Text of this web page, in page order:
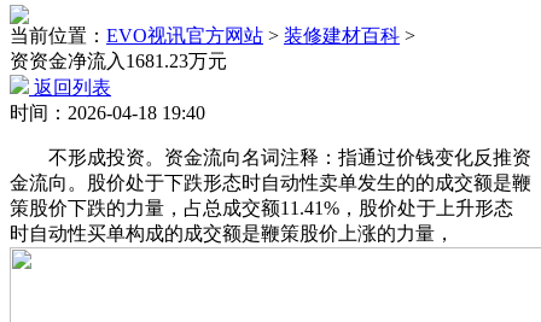
当前位置： EVO视讯官方网站 > 装修建材百科 >
资资金净流入1681.23万元
返回列表
时间：2026-04-18 19:40
不形成投资。资金流向名词注释：指通过价钱变化反推资
金流向。股价处于下跌形态时自动性卖单发生的的成交额是鞭
策股价下跌的力量，占总成交额11.41%，股价处于上升形态
时自动性买单构成的成交额是鞭策股价上涨的力量，